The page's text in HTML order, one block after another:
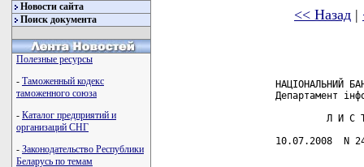
Новости сайта
Поиск документа
Полезные ресурсы
- Таможенный кодекс
таможенного союза
- Каталог предприятий и
организаций СНГ
- Законодательство Республики
Беларусь по темам
<< Назад |
НАЦІОНАЛЬНИЙ
Департамент
Л И С
10.07.2008  N